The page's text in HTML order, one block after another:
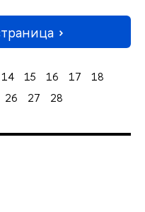
14 15 16 17
18
26 27 28